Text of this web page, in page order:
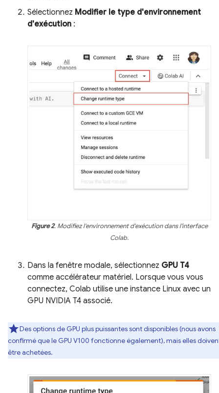
Sélectionnez Modifier le type d'environnement
d'exécution :
Figure 2. Modifiez l'environnement d'exécution dans l'interface
Colab.
Dans la fenêtre modale, sélectionnez GPU T4
comme accélérateur matériel. Lorsque vous vous
connectez, Colab utilise une instance Linux avec un
GPU NVIDIA T4 associé.
Des options de GPU plus puissantes sont disponibles (nous avons
confirmé que le GPU V100 fonctionne également), mais elles
être achetées.